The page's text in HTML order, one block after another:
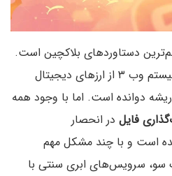
دستاوردهای بلاکچین است.
مفهومی که در جای‌ جای اکوسیستم وب ۳ از ارزهای دیجیتال
دوانده است. اما با وجود همه
فایل در انحصار
است و با چند مشکل مهم
سو، سرویس‌های ابری سنتی با